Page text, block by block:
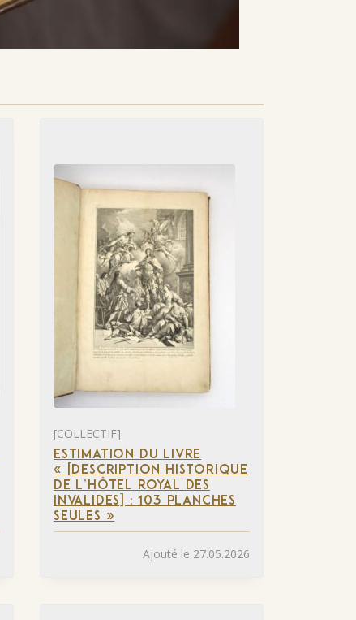
[COLLECTIF]
ESTIMATION DU LIVRE
« [DESCRIPTION HISTORIQUE
DE L’HÔTEL ROYAL DES
INVALIDES] : 103 PLANCHES
SEULES »
Ajouté le 27.05.2026